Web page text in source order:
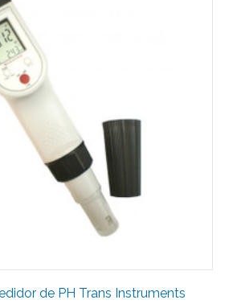
de PH Trans Instruments